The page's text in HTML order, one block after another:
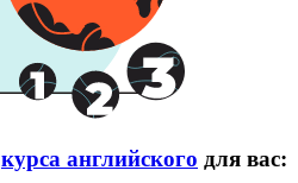
курса английского для вас: